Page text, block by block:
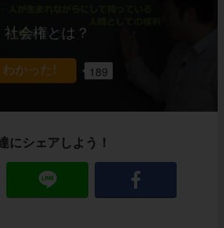
社会権とは？
189
にシェアしよう！